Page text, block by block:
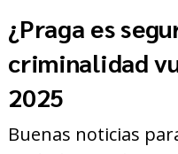
¿Praga es
criminalidad
2025
Buenas noticias